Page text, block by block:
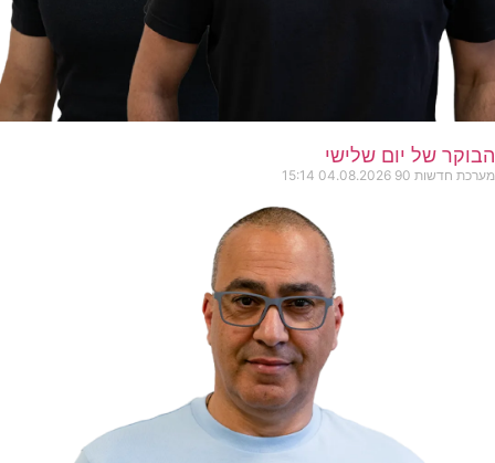
הבוקר של יום שלישי
מערכת חדשות 90 04.08.2026
15:14